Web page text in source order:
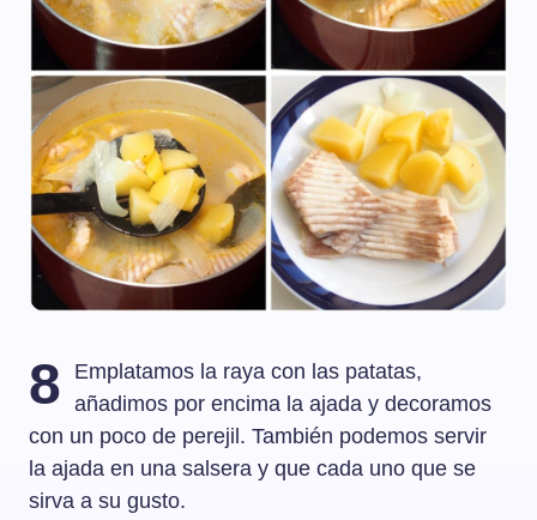
8
Emplatamos la raya con las patatas,
añadimos por encima la ajada y decoramos
con un poco de perejil. También podemos servir
la ajada en una salsera y que cada uno que se
sirva a su gusto.